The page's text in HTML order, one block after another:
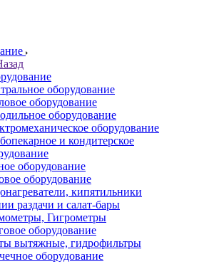
оборудование
оборудование
оборудование
оборудование
и кондитерское
оборудование
оборудование
кипятильники
раздачи и салат-бары
Гигрометры
оборудование
вытяжные, гидрофильтры
оборудование